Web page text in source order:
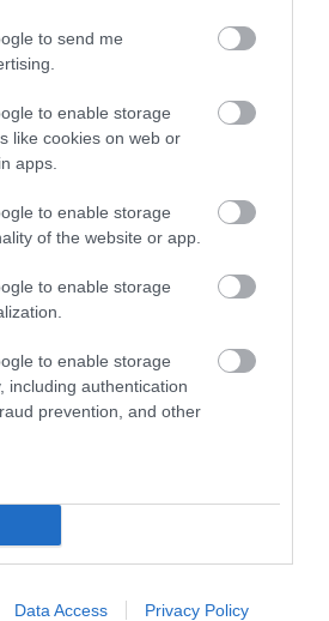
to send me
to enable storage
like cookies on web or
apps.
to enable storage
of the website or app.
to enable storage
to enable storage
including authentication
prevention, and other
Data Access Privacy Policy
babakiállítás,
ezt kínálja
az egri kulturális
29| Barna Benedek
változatos programmal készült az
A hónap elején, október 1-jén és
Folkhétvégét rendeznek.
a Bartakovics Bé...